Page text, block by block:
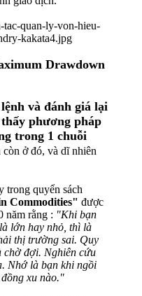
Drawdown
và đánh giá lại
phương pháp
trong 1 chuỗi
ở đó, và dĩ nhiên
trong quyển sách
Commodities" được
năm rằng : "Khi bạn
lớn hay nhỏ, thì là
thị trường sai. Quy
chờ đợi. Nghiên cứu
Nhớ là bạn khi ngồi
xu nào."